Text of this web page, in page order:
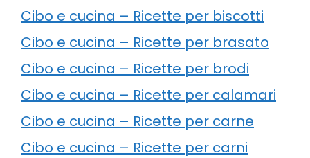
Cibo e cucina – Ricette per biscotti
Cibo e cucina – Ricette per brasato
Cibo e cucina – Ricette per brodi
Cibo e cucina – Ricette per calamari
Cibo e cucina – Ricette per carne
Cibo e cucina – Ricette per carni